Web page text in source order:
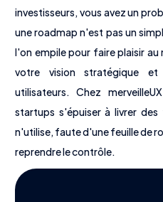
Nous
Offres
investisseurs, vous avez un
une roadmap n'est pas un
l'on empile pour faire plaisir
votre vision stratégique
utilisateurs. Chez
startups s'épuiser à livrer
n'utilise, faute d'une feuille de
reprendre le contrôle.